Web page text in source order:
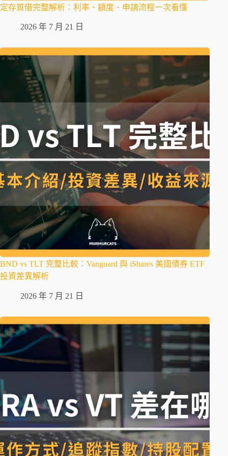
定存質借完整解析：利率、額度、申請流程一次看懂
2026 年 7 月 21 日
BND vs TLT 完整比較：Vanguard 與 iShares 美國債券 ETF
投資差異解析
2026 年 7 月 21 日